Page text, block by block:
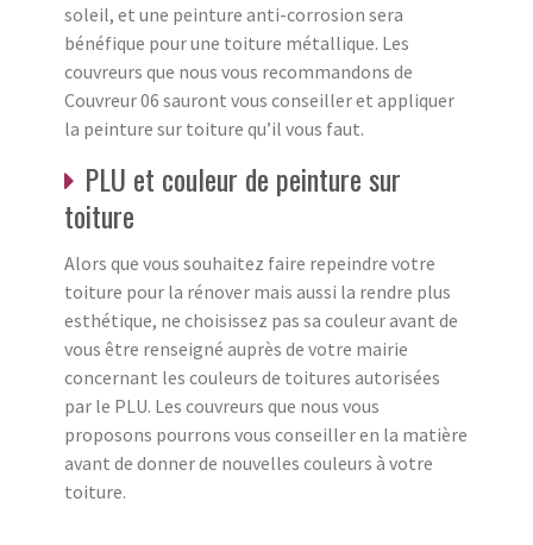
soleil, et une peinture anti-corrosion sera
bénéfique pour une toiture métallique. Les
couvreurs que nous vous recommandons de
Couvreur 06 sauront vous conseiller et appliquer
la peinture sur toiture qu’il vous faut.
PLU et couleur de peinture sur
toiture
Alors que vous souhaitez faire repeindre votre
toiture pour la rénover mais aussi la rendre plus
esthétique, ne choisissez pas sa couleur avant de
vous être renseigné auprès de votre mairie
concernant les couleurs de toitures autorisées
par le PLU. Les couvreurs que nous vous
proposons pourrons vous conseiller en la matière
avant de donner de nouvelles couleurs à votre
toiture.